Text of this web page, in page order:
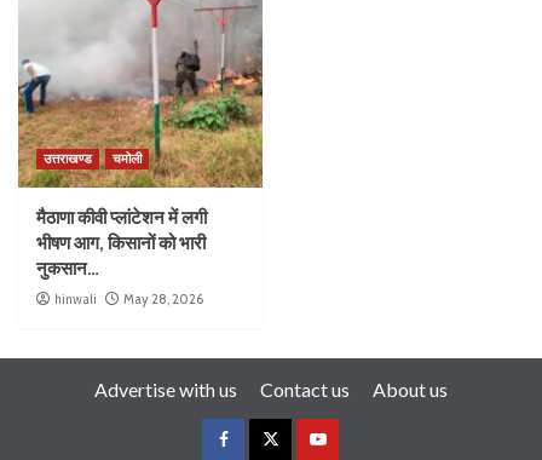
उत्तराखण्ड चमोली
मैठाणा कीवी प्लांटेशन में लगी
भीषण आग, किसानों को भारी
नुकसान…
hinwali May 28, 2026
Advertise with us Contact us About us